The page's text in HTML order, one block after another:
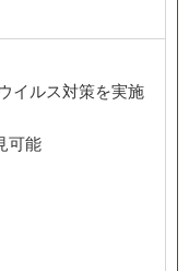
イルス対策を実施
可能